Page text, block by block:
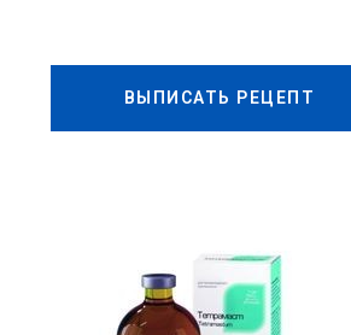
ВЫПИСАТЬ РЕЦЕПТ